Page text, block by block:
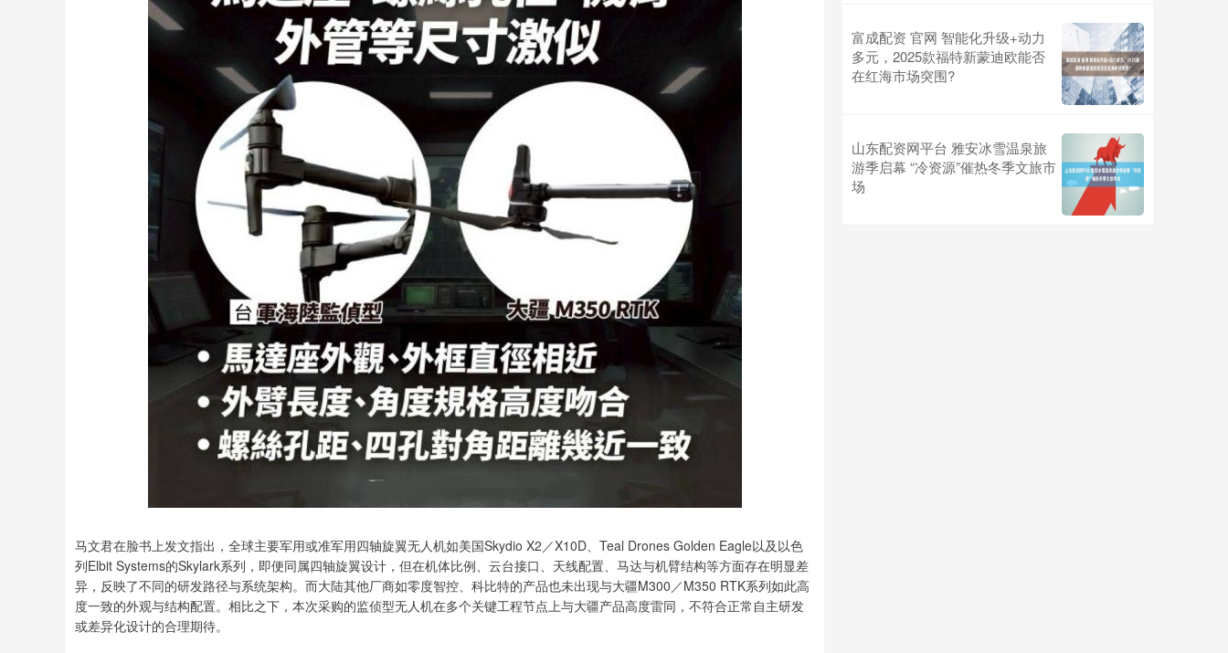
马文君在脸书上发文指出，全球主要军用或准军用四轴旋翼无人机如美国Skydio X2／X10D、Teal Drones Golden Eagle以及以色
列Elbit Systems的Skylark系列，即便同属四轴旋翼设计，但在机体比例、云台接口、天线配置、马达与机臂结构等方面存在明显差
异，反映了不同的研发路径与系统架构。而大陆其他厂商如零度智控、科比特的产品也未出现与大疆M300／M350 RTK系列如此高
度一致的外观与结构配置。相比之下，本次采购的监侦型无人机在多个关键工程节点上与大疆产品高度雷同，不符合正常自主研发
或差异化设计的合理期待。
富成配资 官网 智能化升级+动力
多元，2025款福特新蒙迪欧能否
在红海市场突围?
山东配资网平台 雅安冰雪温泉旅
游季启幕 “冷资源”催热冬季文旅市
场